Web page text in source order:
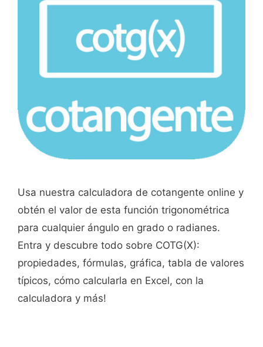
Usa nuestra calculadora de cotangente online y
obtén el valor de esta función trigonométrica
para cualquier ángulo en grado o radianes.
Entra y descubre todo sobre COTG(X):
propiedades, fórmulas, gráfica, tabla de valores
típicos, cómo calcularla en Excel, con la
calculadora y más!